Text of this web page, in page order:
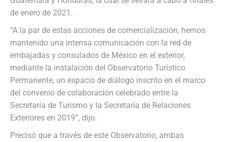
de enero de 2021.
“A la par de estas acciones de comercialización, hemos
mantenido una intensa comunicación con la red de
embajadas y consulados de México en el exterior,
mediante la instalación del Observatorio Turístico
Permanente, un espacio de diálogo inscrito en el marco
del convenio de colaboración celebrado entre la
Secretaría de Turismo y la Secretaría de Relaciones
Exteriores en 2019”, dijo.
Precisó que a través de este Observatorio, ambas